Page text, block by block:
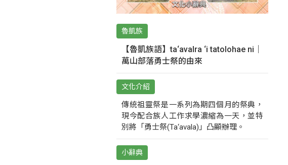
魯凱族
【魯凱族語】ta‘avalra ‘i tatolohae ni｜
萬山部落勇士祭的由來
文化介紹
傳統祖靈祭是一系列為期四個月的祭典，
現今配合族人工作求學濃縮為一天，並特
別將「勇士祭(Ta‘avala)」凸顯辦理。
小辭典